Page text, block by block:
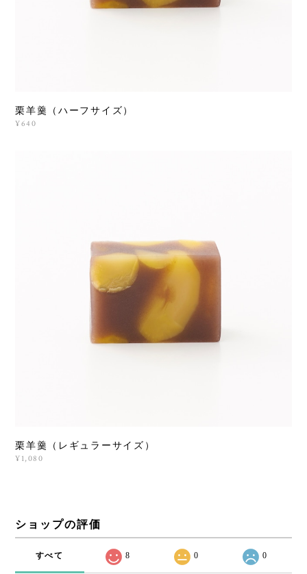
栗羊羹（ハーフサイズ）
¥640
栗羊羹（レギュラーサイズ）
¥1,080
ショップの評価
すべて 8 0 0